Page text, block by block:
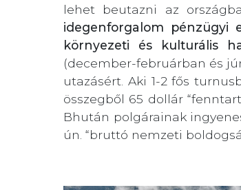
lehet beutazni az
idegenforgalom pénzügyi
környezeti és kulturális
(december-februárban és
utazásért. Aki 1-2 fős
összegből 65 dollár
Bhután polgárainak
ún. “bruttó nemzeti